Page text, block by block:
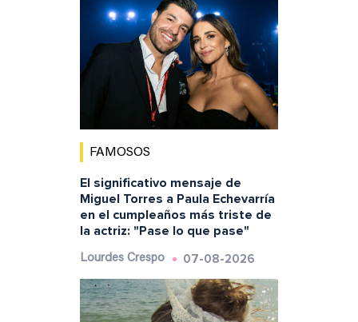
FAMOSOS
El significativo mensaje de
Miguel Torres a Paula Echevarría
en el cumpleaños más triste de
la actriz: "Pase lo que pase"
Lourdes Crespo 07-08-2026